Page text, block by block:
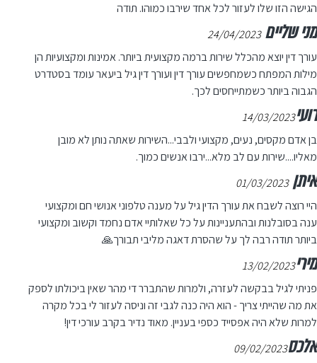
הגישה הזו שלו לעזור לכל אחד שירבו כמוהו. תודה
מני שליים24/04/2023
עורך דין יוצא מהכלל שירות ברמה מקצועית ביותר. אמינות ומקצועיות הן
מילות המפתח כשמחפשים עורך דין ועורך דין גיל ביעאר עומד בסטדרט
הגבוה ביותר כשמתייחסים לכך.
רועי14/03/2023
בן אדם מקסים, נעים, מקצועי ולבבי...השירות שאתה נותן לא מובן
מאליו....שירות עם לב מלא...ירבו אנשים כמוך.
איתן01/03/2023
היי רוצה לשבח את עורך הדין גיל על מענה טלפוני אנושי חם ומקצועי
ענה בסובלנות ובהתעניינות על כל שאלותיי אדם נחמד וקשוב ומקצועי
ביותר תודה רבה לך על שהסרת דאגה מליבי תבורך🙏
מירי13/02/2023
פניתי לגיל בבקשה לעזרה, ולמרות שהתברר די מהר שאין ביכולתו לספק
את מה שהייתי צריך - הוא היה כנה לגבי זה וניסה לעזור לי בכל מקרה
למרות שלא היה אפסייד כספי בעניין. מאוד נדיר בקרב עורכי דין!
אלכס09/02/2023